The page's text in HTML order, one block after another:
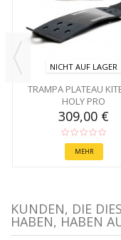
NICHT AUF LAGER
TRAMPA PLATEAU
HOLY PRO
309,00 €
MEHR
KUNDEN, DIE
HABEN, HABEN